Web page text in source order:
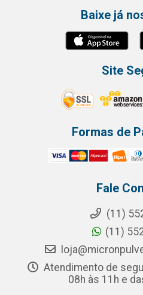
Baixe já
Site
Formas de
Fale
(11)
(11)
Atendimento de
08h às 11h e